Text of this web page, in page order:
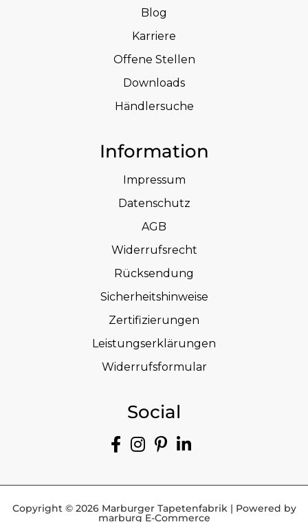
Blog
Karriere
Offene Stellen
Downloads
Händlersuche
Information
Impressum
Datenschutz
AGB
Widerrufsrecht
Rücksendung
Sicherheitshinweise
Zertifizierungen
Leistungserklärungen
Widerrufsformular
Social
Copyright © 2026 Marburger Tapetenfabrik | Powered by
marburg E-Commerce